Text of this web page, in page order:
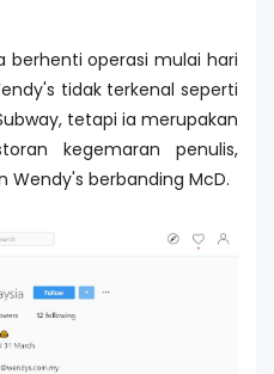
berhenti operasi mulai hari
tidak terkenal seperti
tetapi ia merupakan
kegemaran penulis,
Wendy's berbanding McD.